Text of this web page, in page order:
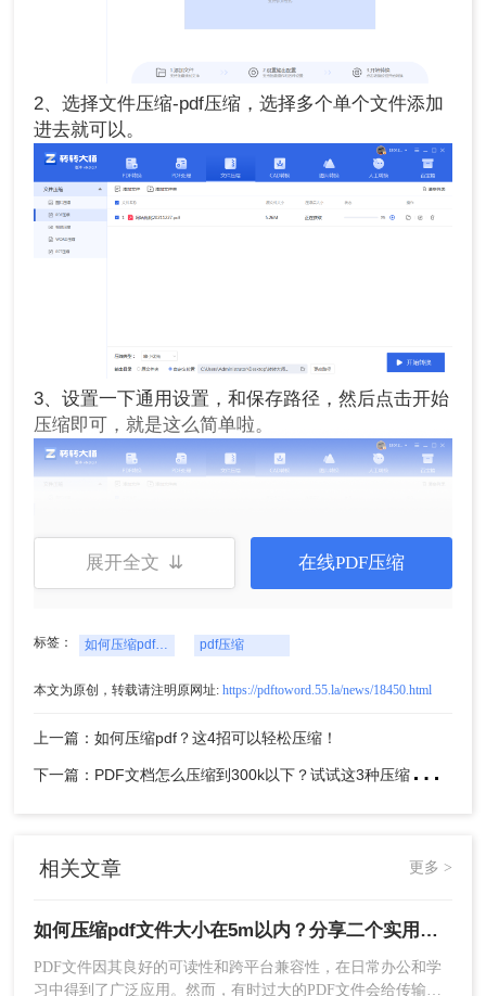
2、选择文件压缩-pdf压缩，选择多个单个文件添加
进去就可以。
3、设置一下通用设置，和保存路径，然后点击开始
压缩即可，就是这么简单啦。
注意：在压缩前，建议备份原始PDF文件，以防意
免过度压缩导致文件内容失真。
览器中上传PDF文件即可进行压缩。这些工具通常
压缩PDF文件的用户。
优点：方便快捷，无需安装软件，支持多种文
件格式，且通常免费使用。
展开全文 ⇊ 在线PDF压缩
标签： 如何压缩pdf文件大小在5m以内 pdf压缩
本文为原创，转载请注明原网址: https://pdftoword.55.la/news/18450.html
上一篇：如何压缩pdf？这4招可以轻松压缩！
下
一篇：PDF文档怎么压缩到300k以下？试试这3种压缩方法！
相关文章 更多 >
如何压缩pdf文件大小在5m以内？分享二个实用压缩方法！
PDF文件因其良好的可读性和跨平台兼容性，在日常办公和学
习中得到了广泛应用。然而，有时过大的PDF文件会给传输和